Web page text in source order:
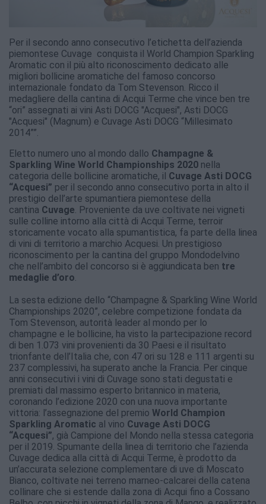
Per il secondo anno consecutivo l’etichetta dell’azienda
piemontese Cuvage conquista il World Champion Sparkling
Aromatic con il più alto riconoscimento dedicato alle
migliori bollicine aromatiche del famoso concorso
internazionale fondato da Tom Stevenson. Ricco il
medagliere della cantina di Acqui Terme che vince ben tre
“ori” assegnati ai vini Asti DOCG "Acquesi", Asti DOCG
"Acquesi" (Magnum) e Cuvage Asti DOCG “Millesimato
2014””.
Eletto numero uno al mondo dallo Champagne &
Sparkling Wine World Championships 2020 nella
categoria delle bollicine aromatiche, il Cuvage Asti DOCG
“Acquesi” per il secondo anno consecutivo porta in alto il
prestigio dell’arte spumantiera piemontese della
cantina Cuvage. Proveniente da uve coltivate nei vigneti
sulle colline intorno alla città di Acqui Terme, terroir
storicamente vocato alla spumantistica, fa parte della linea
di vini di territorio a marchio Acquesi. Un prestigioso
riconoscimento per la cantina del gruppo Mondodelvino
che nell’ambito del concorso si è aggiundicata ben tre
medaglie d’oro.
La sesta edizione dello “Champagne & Sparkling Wine World
Championships 2020”, celebre competizione fondata da
Tom Stevenson, autorità leader al mondo per lo
champagne e le bollicine, ha visto la partecipazione record
di ben 1.073 vini provenienti da 30 Paesi e il risultato
trionfante dell’Italia che, con 47 ori su 128 e 111 argenti su
237 complessivi, ha superato anche la Francia. Per cinque
anni consecutivi i vini di Cuvage sono stati degustati e
premiati dal massimo esperto britannico in materia,
coronando l’edizione 2020 con una nuova importante
vittoria: l’assegnazione del premio World Champion
Sparkling Aromatic al vino Cuvage Asti DOCG
“Acquesi”, già Campione del Mondo nella stessa categoria
per il 2019. Spumante della linea di territorio che l’azienda
Cuvage dedica alla città di Acqui Terme, è prodotto da
un’accurata selezione complementare di uve di Moscato
Bianco, coltivate nei terreno marneo-calcarei della catena
collinare che si estende dalla zona di Acqui fino a Cossano